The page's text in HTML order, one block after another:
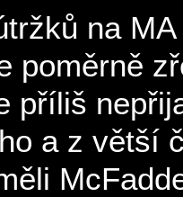
na
poměrně
příliš
a z větší